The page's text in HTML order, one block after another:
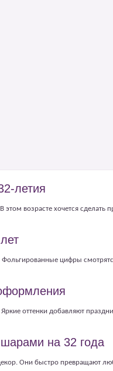
летия
этом возрасте хочется
цифры
оттенки добавляют
на 32 года
Они быстро превращают